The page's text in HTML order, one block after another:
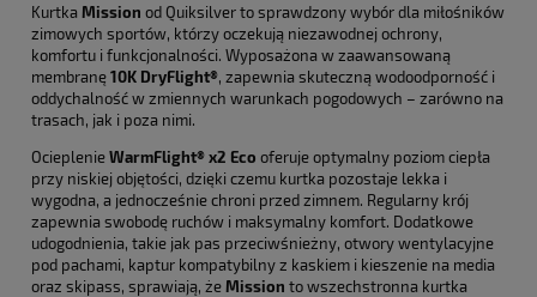
Kurtka Mission od Quiksilver to sprawdzony wybór dla miłośników
zimowych sportów, którzy oczekują niezawodnej ochrony,
komfortu i funkcjonalności. Wyposażona w zaawansowaną
membranę 10K DryFlight®, zapewnia skuteczną wodoodporność i
oddychalność w zmiennych warunkach pogodowych – zarówno na
trasach, jak i poza nimi.
Ocieplenie WarmFlight® x2 Eco oferuje optymalny poziom ciepła
przy niskiej objętości, dzięki czemu kurtka pozostaje lekka i
wygodna, a jednocześnie chroni przed zimnem. Regularny krój
zapewnia swobodę ruchów i maksymalny komfort. Dodatkowe
udogodnienia, takie jak pas przeciwśnieżny, otwory wentylacyjne
pod pachami, kaptur kompatybilny z kaskiem i kieszenie na media
oraz skipass, sprawiają, że Mission to wszechstronna kurtka